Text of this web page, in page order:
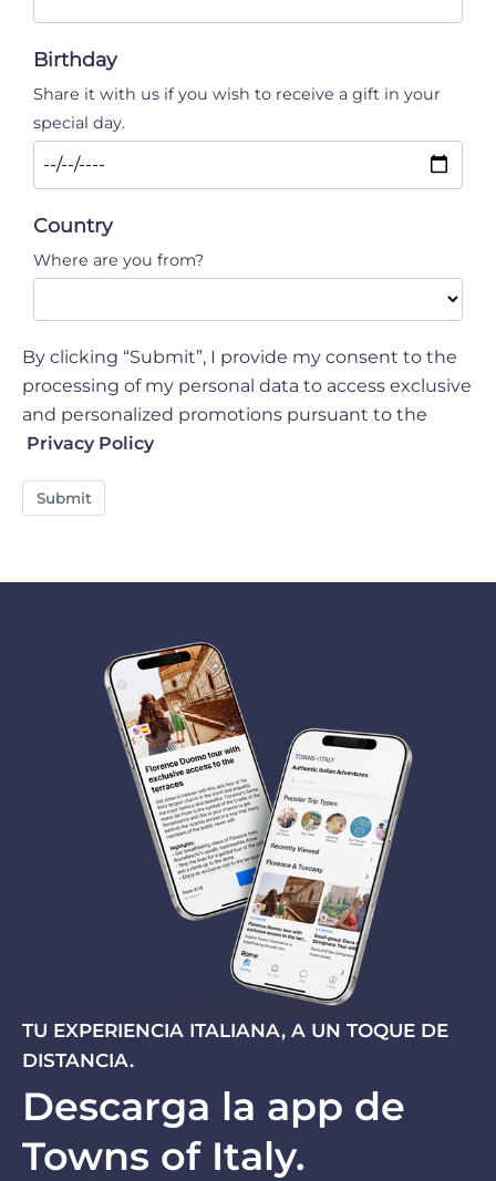
Birthday
Share it with us if you wish to receive a gift in your
special day.
Country
Where are you from?
By clicking “Submit”, I provide my consent to the
processing of my personal data to access exclusive
and personalized promotions pursuant to the
Privacy Policy
Submit
TU EXPERIENCIA ITALIANA, A UN TOQUE DE
DISTANCIA.
Descarga la app de
Towns of Italy.